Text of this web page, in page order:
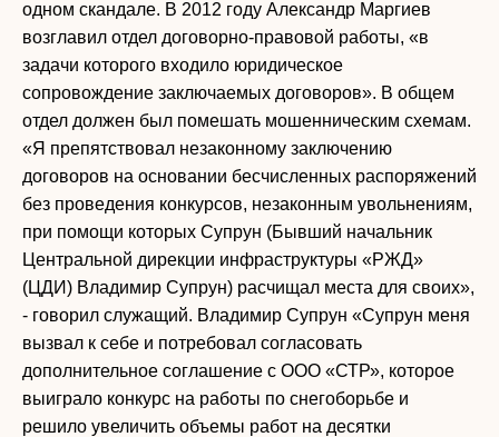
одном скандале. В 2012 году Александр Маргиев
возглавил отдел договорно-правовой работы, «в
задачи которого входило юридическое
сопровождение заключаемых договоров». В общем
отдел должен был помешать мошенническим схемам.
«Я препятствовал незаконному заключению
договоров на основании бесчисленных распоряжений
без проведения конкурсов, незаконным увольнениям,
при помощи которых Супрун (Бывший начальник
Центральной дирекции инфраструктуры «РЖД»
(ЦДИ) Владимир Супрун) расчищал места для своих»,
- говорил служащий. Владимир Супрун «Супрун меня
вызвал к себе и потребовал согласовать
дополнительное соглашение с ООО «СТР», которое
выиграло конкурс на работы по снегоборьбе и
решило увеличить объемы работ на десятки